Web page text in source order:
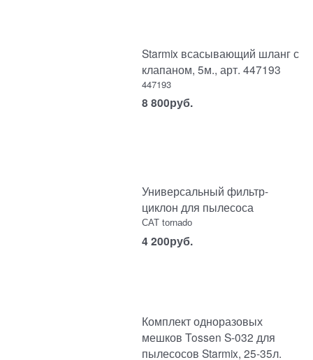
Starmix всасывающий шланг с
клапаном, 5м., арт. 447193
447193
8 800руб.
Универсальный фильтр-
циклон для пылесоса
САТ tоrnаdо
4 200руб.
Комплект одноразовых
мешков Tossen S-032 для
пылесосов Starmix, 25-35л.